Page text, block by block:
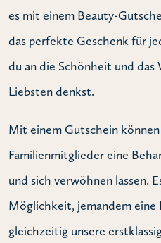
es mit einem Beauty-
das perfekte Geschenk für
du an die Schönheit und
Liebsten denkst.
Mit einem Gutschein
Familienmitglieder eine
und sich verwöhnen lassen.
Möglichkeit, jemandem eine
gleichzeitig unsere